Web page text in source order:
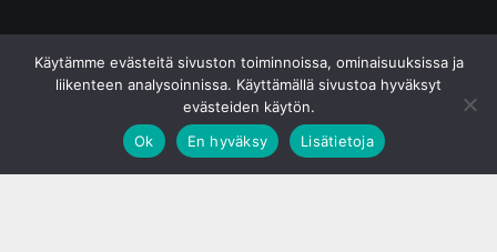
Käytämme evästeitä sivuston toiminnoissa, ominaisuuksissa ja
liikenteen analysoinnissa. Käyttämällä sivustoa hyväksyt
evästeiden käytön.
Ok
En hyväksy Lisätietoja